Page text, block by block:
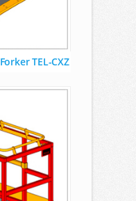
Forker TEL-CXZ